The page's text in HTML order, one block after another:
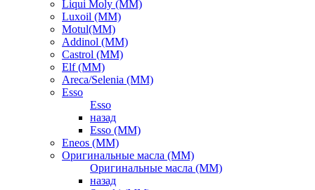
Liqui Moly (ММ)
Luxoil (ММ)
Motul(ММ)
Addinol (ММ)
Castrol (ММ)
Elf (ММ)
Areca/Selenia (ММ)
Esso
Esso
назад
Esso (ММ)
Eneos (ММ)
Оригинальные масла (ММ)
Оригинальные масла (ММ)
назад